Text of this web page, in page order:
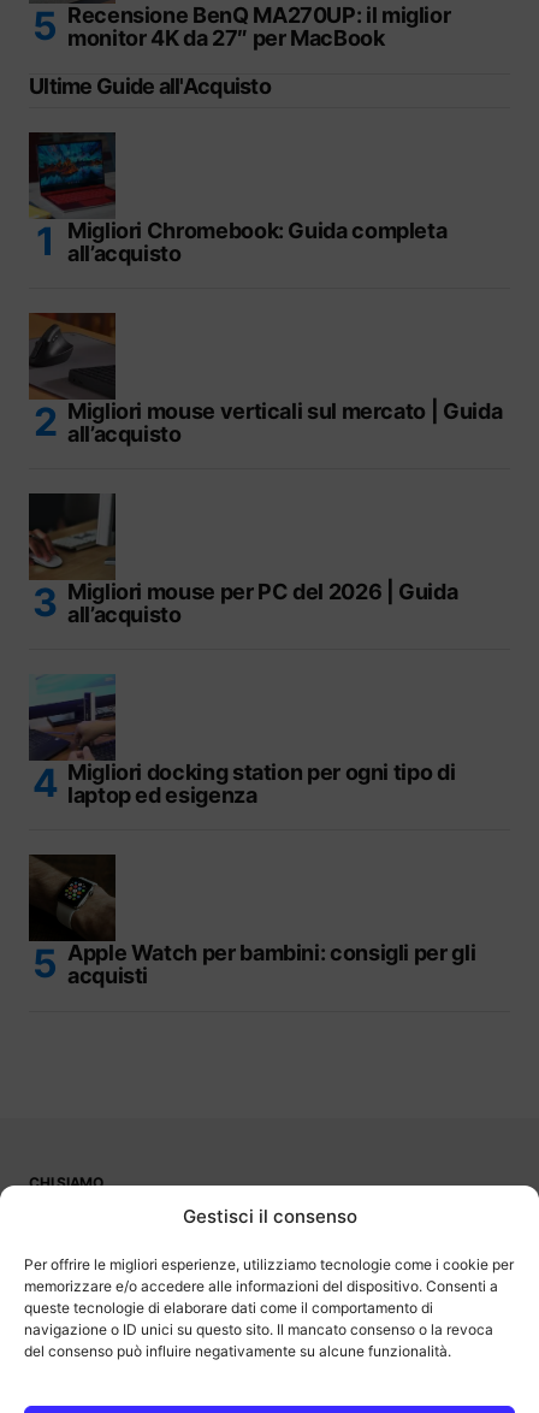
Gestisci il consenso
Per offrire le migliori esperienze, utilizziamo tecnologie come i cookie per
memorizzare e/o accedere alle informazioni del dispositivo. Consenti a
queste tecnologie di elaborare dati come il comportamento di
navigazione o ID unici su questo sito. Il mancato consenso o la revoca
del consenso può influire negativamente su alcune funzionalità.
Recensione BenQ MA270UP: il miglior
monitor 4K da 27″ per MacBook
Ultime Guide all'Acquisto
Migliori Chromebook: Guida completa
all’acquisto
Migliori mouse verticali sul mercato | Guida
all’acquisto
Migliori mouse per PC del 2026 | Guida
all’acquisto
Migliori docking station per ogni tipo di
laptop ed esigenza
Apple Watch per bambini: consigli per gli
acquisti
CHI SIAMO
OutOfBit
programma di affiliazione che consente ai siti di percepire una